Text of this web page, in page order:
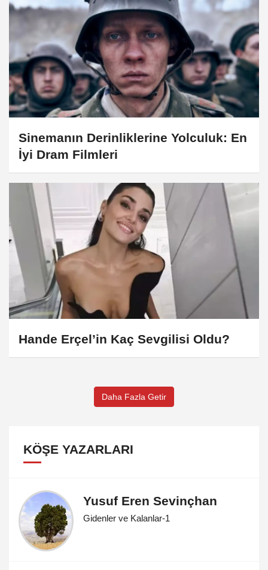
Sinemanın Derinliklerine Yolculuk: En
İyi Dram Filmleri
Hande Erçel’in Kaç Sevgilisi Oldu?
Daha Fazla Getir
KÖŞE YAZARLARI
Yusuf Eren Sevinçhan
Gidenler ve Kalanlar-1